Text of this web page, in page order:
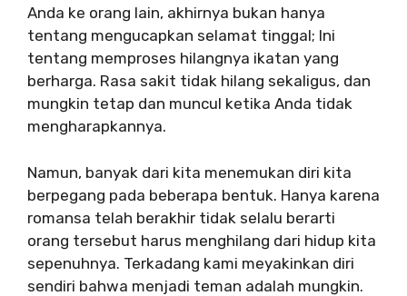
Anda ke orang lain, akhirnya bukan hanya
tentang mengucapkan selamat tinggal; Ini
tentang memproses hilangnya ikatan yang
berharga. Rasa sakit tidak hilang sekaligus, dan
mungkin tetap dan muncul ketika Anda tidak
mengharapkannya.
Namun, banyak dari kita menemukan diri kita
berpegang pada beberapa bentuk. Hanya karena
romansa telah berakhir tidak selalu berarti
orang tersebut harus menghilang dari hidup kita
sepenuhnya. Terkadang kami meyakinkan diri
sendiri bahwa menjadi teman adalah mungkin.